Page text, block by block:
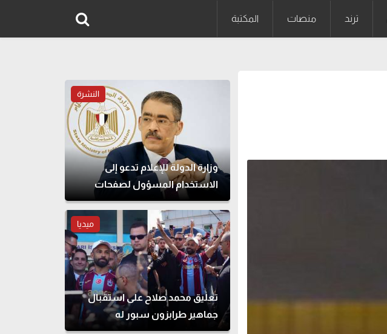
ترند منصات المكتبة
النشرة
وزارة الدولة للإعلام تدعو إلى
الاستخدام المسؤول لصفحات
التواصل الاجتماعي
ميديا
تعليق محمد صلاح على استقبال
جماهير طرابزون سبور له